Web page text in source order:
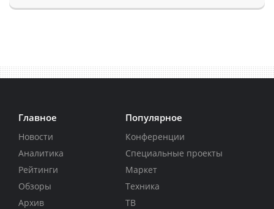
Главное
Новости
Аналитика
Рейтинги
Обзоры
Архив
Популярное
Конференции
Специальные проекты
Маркет
Техника
ТВ